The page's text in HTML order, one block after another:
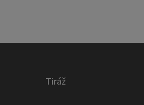
Tiráž